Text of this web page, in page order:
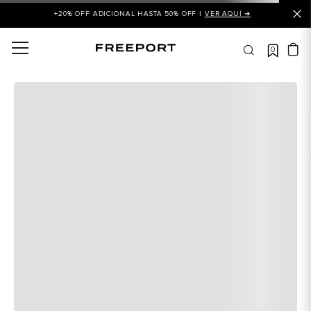
+20% OFF ADICIONAL HASTA 50% OFF | VER AQUÍ ➜
0